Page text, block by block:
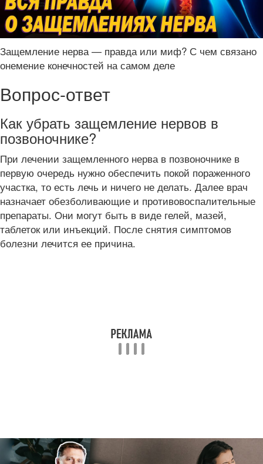
Защемление нерва — правда или миф? С чем связано
онемение конечностей на самом деле
Вопрос-ответ
Как убрать защемление нервов в
позвоночнике?
При лечении защемленного нерва в позвоночнике в
первую очередь нужно обеспечить покой пораженного
участка, то есть лечь и ничего не делать. Далее врач
назначает обезболивающие и противовоспалительные
препараты. Они могут быть в виде гелей, мазей,
таблеток или инъекций. После снятия симптомов
болезни лечится ее причина.